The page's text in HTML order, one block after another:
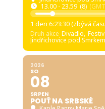
13.00 - 23.59 (8)
1 den 6:23:29 (zbývá
Druh akce Divadlo,
Jindřichovice pod
2026
SO
08
SRPEN
POUŤ NA SRBSKÉ